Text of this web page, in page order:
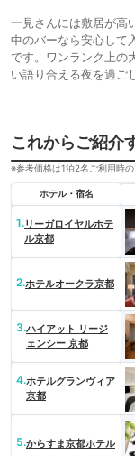
一見さんには敷居が高
中のバーなら安心して
です。ワンランク上の
い語り合える夜を過ご
これからご紹介
※参考価格は1泊2名ご利用時
ホテル・宿名
1.リーガロイヤルホテ
ル京都
2.ホテルオークラ京都
3.ハイアット リージ
ェンシー 京都
4.ホテルグランヴィア
京都
5.からすま京都ホテル